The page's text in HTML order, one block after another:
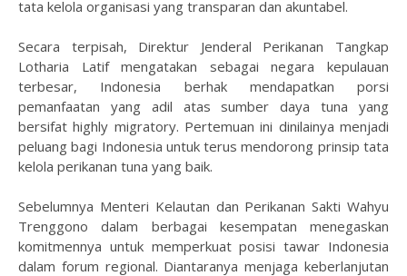
tata kelola organisasi yang transparan dan akuntabel.
Secara terpisah, Direktur Jenderal Perikanan Tangkap
Lotharia Latif mengatakan sebagai negara kepulauan
terbesar, Indonesia berhak mendapatkan porsi
pemanfaatan yang adil atas sumber daya tuna yang
bersifat highly migratory. Pertemuan ini dinilainya menjadi
peluang bagi Indonesia untuk terus mendorong prinsip tata
kelola perikanan tuna yang baik.
Sebelumnya Menteri Kelautan dan Perikanan Sakti Wahyu
Trenggono dalam berbagai kesempatan menegaskan
komitmennya untuk memperkuat posisi tawar Indonesia
dalam forum regional. Diantaranya menjaga keberlanjutan